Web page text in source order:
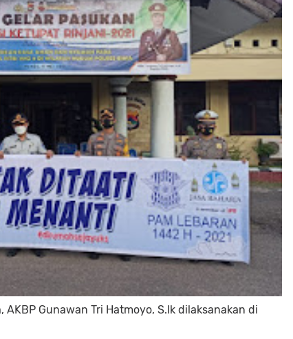
Gunawan Tri Hatmoyo, S.Ik dilaksanakan di